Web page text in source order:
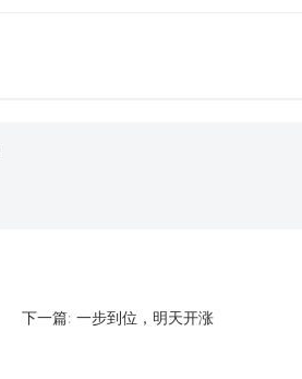
下一篇: 一步到位，明天开涨